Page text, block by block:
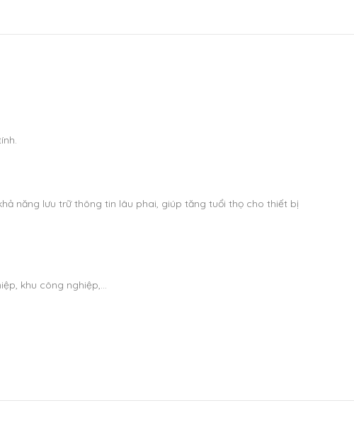
năng lưu trữ thông tin lâu phai, giúp tăng tuổi thọ cho thiết bị
khu công nghiệp,…